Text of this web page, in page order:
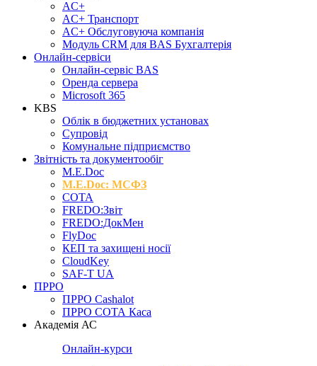
AC+
AC+ Транспорт
AC+ Обслуговуюча компанія
Модуль CRM для BAS Бухгалтерія
Онлайн-сервіси
Онлайн-сервіс BAS
Оренда сервера
Microsoft 365
KBS
Облік в бюджетних установах
Супровід
Комунальне підприємство
Звітність та документообіг
M.Е.Doc
M.E.Doc: МСФЗ
СОТА
FREDO:Звіт
FREDO:ДокМен
FlyDoc
КЕП та захищені носії
CloudKey
SAF-T UA
ПРРО
ПРРО Cashalot
ПРРО СОТА Каса
Академія АС
Онлайн-курси